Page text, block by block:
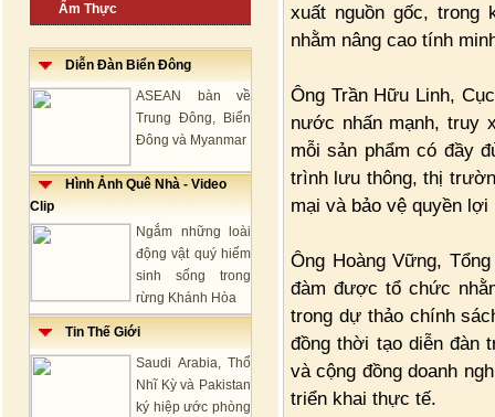
Ẩm Thực
Diễn Đàn Biển Đông
ASEAN bàn về
Trung Đông, Biển
Đông và Myanmar
Hình Ảnh Quê Nhà - Video
Clip
Ngắm những loài
động vật quý hiếm
sinh sống trong
rừng Khánh Hòa
Tin Thế Giới
Saudi Arabia, Thổ
Nhĩ Kỳ và Pakistan
ký hiệp ước phòng
xuất nguồn gốc, trong
nhằm nâng cao tính
Ông Trần Hữu Linh,
nước nhấn mạnh, truy
mỗi sản phẩm có đầy
trình lưu thông, thị
mại và bảo vệ quyền
Ông Hoàng Vững,
đàm được tổ chức
trong dự thảo chính
đồng thời tạo diễn đàn
và cộng đồng doanh
triển khai thực tế.